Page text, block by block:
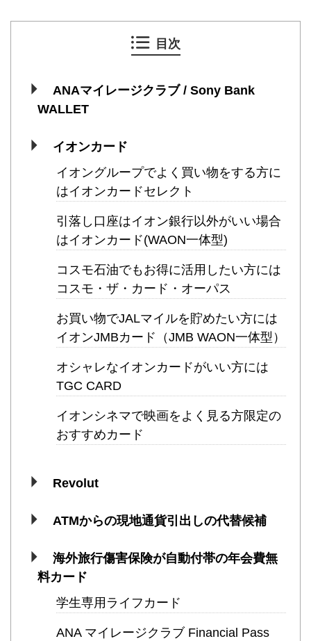
目次
ANAマイレージクラブ / Sony Bank
WALLET
イオンカード
イオングループでよく買い物をする方に
はイオンカードセレクト
引落し口座はイオン銀行以外がいい場合
はイオンカード(WAON一体型)
コスモ石油でもお得に活用したい方には
コスモ・ザ・カード・オーパス
お買い物でJALマイルを貯めたい方には
イオンJMBカード（JMB WAON一体型）
オシャレなイオンカードがいい方には
TGC CARD
イオンシネマで映画をよく見る方限定の
おすすめカード
Revolut
ATMからの現地通貨引出しの代替候補
海外旅行傷害保険が自動付帯の年会費無
料カード
学生専用ライフカード
ANA マイレージクラブ Financial Pass